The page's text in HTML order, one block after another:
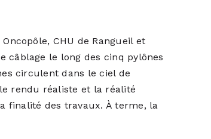
CHU de Rangueil et
câblage le long des cinq pylônes
circulent dans le ciel de
rendu réaliste et la réalité
finalité des travaux. À terme, la